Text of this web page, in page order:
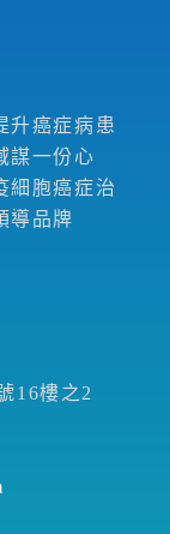
升癌症病患
謀一份心
細胞癌症治
導品牌
16樓之2